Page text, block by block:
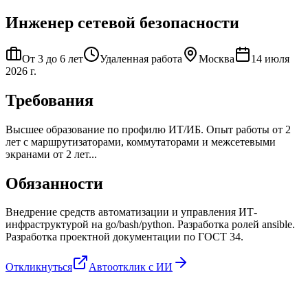
Инженер сетевой безопасности
От 3 до 6 лет Удаленная работа Москва
14 июля
2026 г.
Требования
Высшее образование по профилю ИТ/ИБ. Опыт работы от 2
лет с маршрутизаторами, коммутаторами и межсетевыми
экранами от 2 лет...
Обязанности
Внедрение средств автоматизации и управления ИТ-
инфраструктурой на go/bash/python. Разработка ролей ansible.
Разработка проектной документации по ГОСТ 34.
Откликнуться Автоотклик с ИИ